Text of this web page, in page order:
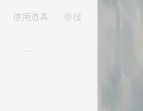
使用道具 举报